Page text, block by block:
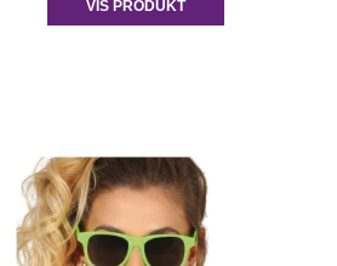
VIS PRODUKT